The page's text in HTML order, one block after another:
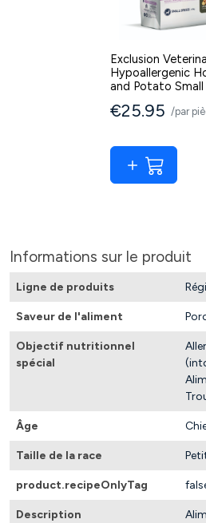
Exclusion
Hypoallergenic
and Potato Small
€25.95 /par
Informations sur le produit
Ligne de produits
Saveur de l'aliment
Objectif nutritionnel
spécial
Âge
Taille de la race
product.recipeOnlyTag
Description